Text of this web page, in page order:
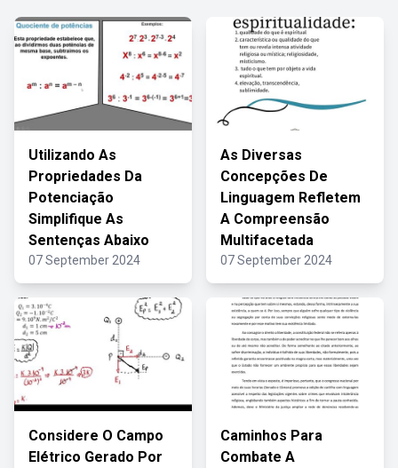
Utilizando As
Propriedades Da
Potenciação
Simplifique As
Sentenças Abaixo
07 September 2024
As Diversas
Concepções De
Linguagem Refletem
A Compreensão
Multifacetada
07 September 2024
Considere O Campo
Elétrico Gerado Por
Caminhos Para
Combate A